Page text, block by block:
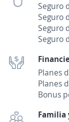
Seguro
Seguro
Seguro
Seguro
Planes
Planes
Bonus
Familia